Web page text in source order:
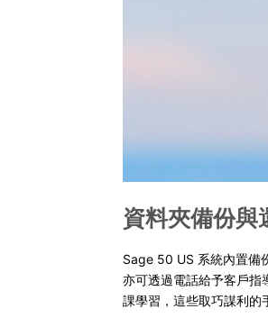
資料夾備份與
Sage 50 US 系統內置備
亦可透過電話給予客戶指
課學習，這些取巧謀利的